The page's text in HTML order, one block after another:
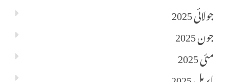
جولائی 2025
جون 2025
مئی 2025